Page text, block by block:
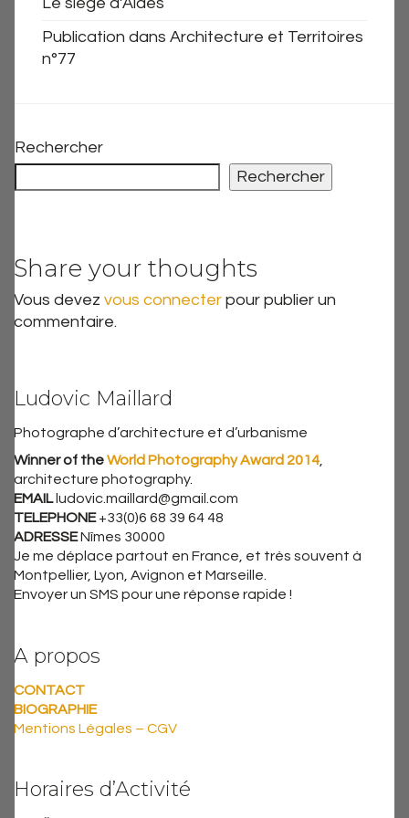
Publication dans Architecture et Territoires
n°77
Rechercher
Rechercher
Share your thoughts
Vous devez vous connecter pour publier un
commentaire.
Ludovic Maillard
Photographe d’architecture et d’urbanisme
Winner of theWorld Photography Award 2014
architecture photography.
EMAIL ludovic.maillard@gmail.com
TELEPHONE+33(0)6 68 39 64 48
ADRESSENîmes 30000
Je me déplace partout en France, et très souvent à
Montpellier, Lyon, Avignon et Marseille.
Envoyer un SMS pour une réponse rapide !
A propos
CONTACT
BIOGRAPHIE
Mentions Légales – CGV
Horaires d’Activité